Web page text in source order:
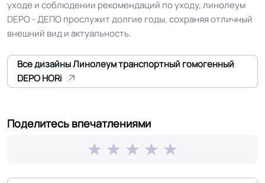
слоя
PU Standard
противоскольжения
R9
Срок службы 15 лет
уходе и соблюдении рекомендаций по уходу, линолеум
DEPO - ДЕПО прослужит долгие годы, сохраняя отличный
внешний вид и актуальность.
Все дизайны Линолеум транспортный гомогенный
DEPO HORi
Поделитесь впечатлениями